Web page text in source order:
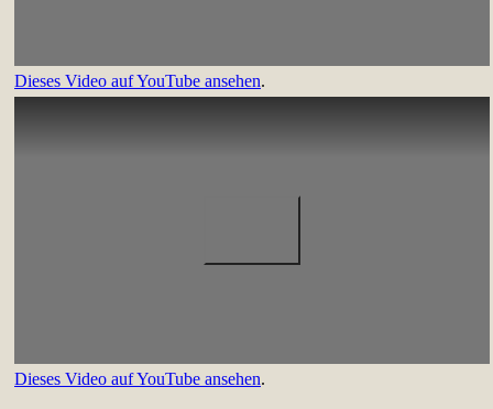
Dieses Video auf YouTube ansehen.
Dieses Video auf YouTube ansehen.